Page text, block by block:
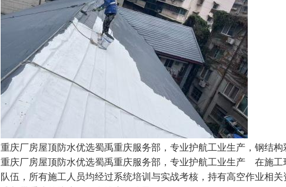
重庆厂房屋顶防水优选蜀禹重庆服务部，专业护航工业生产，钢结构
重庆厂房屋顶防水优选蜀禹重庆服务部，专业护航工业生产 在施
队伍，所有施工人员均经过系统培训与实战考核，持有高空作业相